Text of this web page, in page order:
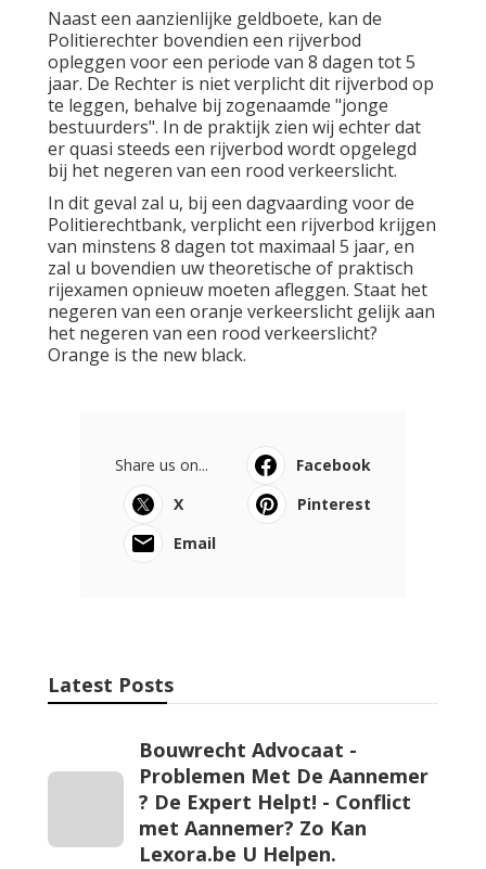
Naast een aanzienlijke geldboete, kan de
Politierechter bovendien een rijverbod
opleggen voor een periode van 8 dagen tot 5
jaar. De Rechter is niet verplicht dit rijverbod op
te leggen, behalve bij zogenaamde "jonge
bestuurders". In de praktijk zien wij echter dat
er quasi steeds een rijverbod wordt opgelegd
bij het negeren van een rood verkeerslicht.
In dit geval zal u, bij een dagvaarding voor de
Politierechtbank, verplicht een rijverbod krijgen
van minstens 8 dagen tot maximaal 5 jaar, en
zal u bovendien uw theoretische of praktisch
rijexamen opnieuw moeten afleggen. Staat het
negeren van een oranje verkeerslicht gelijk aan
het negeren van een rood verkeerslicht?
Orange is the new black.
Share us on...
Facebook
X
Pinterest
Email
Latest Posts
Bouwrecht Advocaat -
Problemen Met De Aannemer
? De Expert Helpt! - Conflict
met Aannemer? Zo Kan
Lexora.be U Helpen.